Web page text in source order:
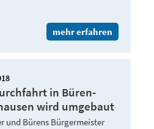
mehr erfahren
in Büren-
wird umgebaut
und Bürens Bürgermeister